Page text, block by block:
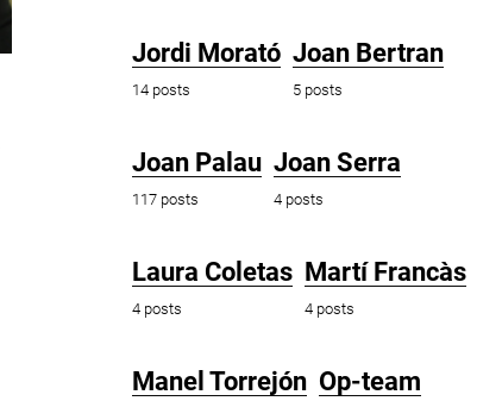
Jordi Morató
14 posts
Joan Bertran
5 posts
Joan Palau
117 posts
Joan Serra
4 posts
Laura Coletas
4 posts
Martí Francàs
4 posts
Manel Torrejón Op-team